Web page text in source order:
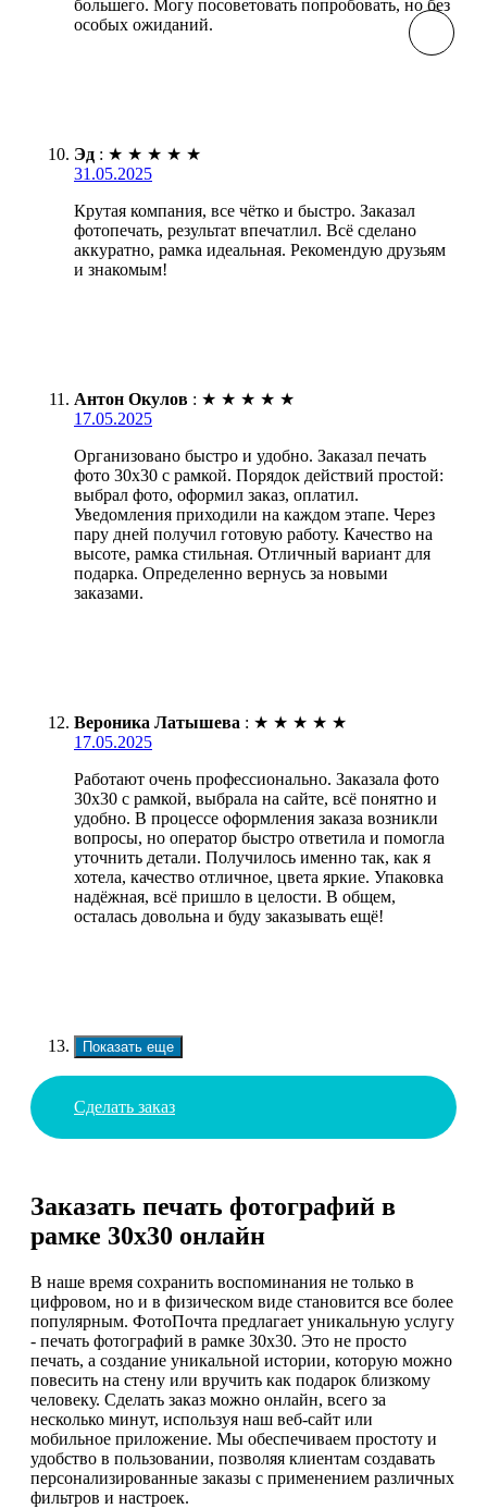
большего. Могу посоветовать попробовать, но без
особых ожиданий.
Эд : ★ ★ ★ ★ ★
31.05.2025
Крутая компания, все чётко и быстро. Заказал
фотопечать, результат впечатлил. Всё сделано
аккуратно, рамка идеальная. Рекомендую друзьям
и знакомым!
Антон Окулов : ★ ★ ★ ★ ★
17.05.2025
Организовано быстро и удобно. Заказал печать
фото 30х30 с рамкой. Порядок действий простой:
выбрал фото, оформил заказ, оплатил.
Уведомления приходили на каждом этапе. Через
пару дней получил готовую работу. Качество на
высоте, рамка стильная. Отличный вариант для
подарка. Определенно вернусь за новыми
заказами.
Вероника Латышева : ★ ★ ★ ★ ★
17.05.2025
Работают очень профессионально. Заказала фото
30х30 с рамкой, выбрала на сайте, всё понятно и
удобно. В процессе оформления заказа возникли
вопросы, но оператор быстро ответила и помогла
уточнить детали. Получилось именно так, как я
хотела, качество отличное, цвета яркие. Упаковка
надёжная, всё пришло в целости. В общем,
осталась довольна и буду заказывать ещё!
Показать еще
Сделать заказ
Заказать печать фотографий в
рамке 30х30 онлайн
В наше время сохранить воспоминания не только в
цифровом, но и в физическом виде становится все более
популярным. ФотоПочта предлагает уникальную услугу
- печать фотографий в рамке 30х30. Это не просто
печать, а создание уникальной истории, которую можно
повесить на стену или вручить как подарок близкому
человеку. Сделать заказ можно онлайн, всего за
несколько минут, используя наш веб-сайт или
мобильное приложение. Мы обеспечиваем простоту и
удобство в пользовании, позволяя клиентам создавать
персонализированные заказы с применением различных
фильтров и настроек.